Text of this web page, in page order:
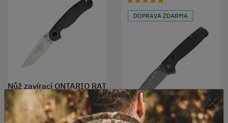
Nůž zavírací ONTARIO RAT
II D2 ČERNÝ
Skladem
DOPRAVA ZDARMA
Nůž zavírací SOG
×